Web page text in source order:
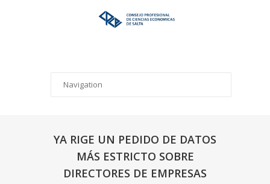
YA RIGE UN PEDIDO DE DATOS
MÁS ESTRICTO SOBRE
DIRECTORES DE EMPRESAS